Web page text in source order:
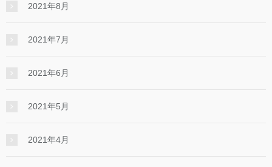
2021年8月
2021年7月
2021年6月
2021年5月
2021年4月